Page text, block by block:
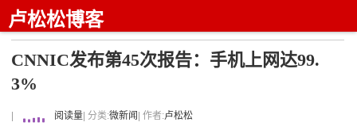
卢松松博客
CNNIC发布第45次报告：手机上网达99.
3%
阅读量 | 分类:微新闻 | 作者:卢松松